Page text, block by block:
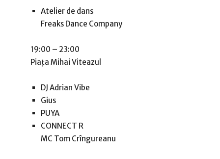
Atelier de dans
Freaks Dance Company
19:00 – 23:00
Piaţa Mihai Viteazul
DJ Adrian Vibe
Gius
PUYA
CONNECT R
MC Tom Crîngureanu